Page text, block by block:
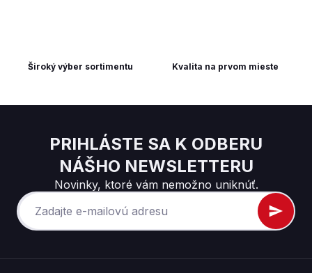
Kvalita na prvom mieste
Široký výber sortimentu
PRIHLÁSTE SA K ODBERU
NÁŠHO NEWSLETTERU
Novinky, ktoré vám nemožno uniknúť.